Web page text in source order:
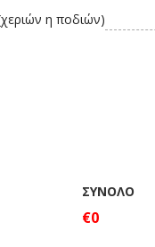
η ποδιών)
ΣΥΝΟΛΟ
€0